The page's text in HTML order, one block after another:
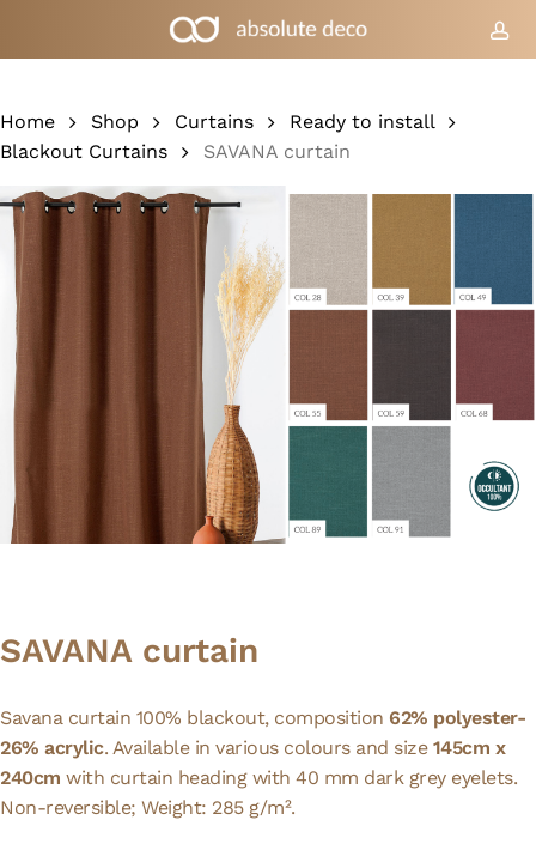
Cart Close
Home Shop Curtains
Ready to install
Blackout Curtains
SAVANA curtain
SAVANA curtain
Savana curtain 100% blackout, composition 62% polyester-
26% acrylic. Available in various colours and size 145cm x
240cm with curtain heading with 40 mm dark grey eyelets.
Non-reversible; Weight: 285 g/m².